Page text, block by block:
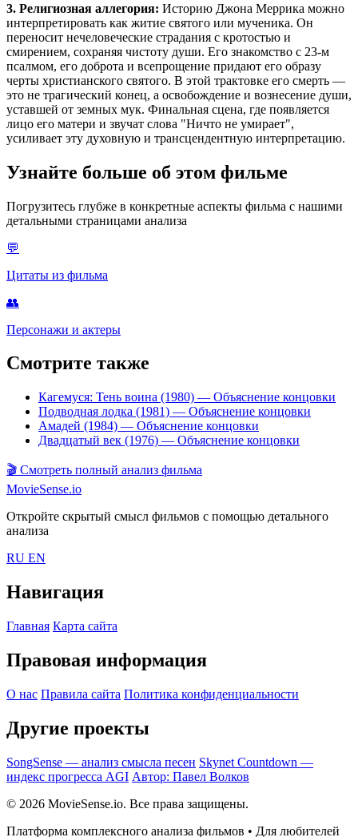
3. Религиозная аллегория: Историю Джона Меррика можно
интерпретировать как житие святого или мученика. Он
переносит нечеловеческие страдания с кротостью и
смирением, сохраняя чистоту души. Его знакомство с 23-м
псалмом, его доброта и всепрощение придают его образу
черты христианского святого. В этой трактовке его смерть —
это не трагический конец, а освобождение и вознесение души,
уставшей от земных мук. Финальная сцена, где появляется
лицо его матери и звучат слова "Ничто не умирает",
усиливает эту духовную и трансцендентную интерпретацию.
Узнайте больше об этом фильме
Погрузитесь глубже в конкретные аспекты фильма с нашими
детальными страницами анализа
💬
Цитаты из фильма
👥
Персонажи и актеры
Смотрите также
Кагемуся: Тень воина (1980) — Объяснение концовки
Подводная лодка (1981) — Объяснение концовки
Амадей (1984) — Объяснение концовки
Двадцатый век (1976) — Объяснение концовки
🎬 Смотреть полный анализ фильма
MovieSense.io
Откройте скрытый смысл фильмов с помощью детального
анализа
RU EN
Навигация
Главная Карта сайта
Правовая информация
О нас Правила сайта Политика конфиденциальности
Другие проекты
SongSense — анализ смысла песен Skynet Countdown —
индекс прогресса AGI Автор: Павел Волков
© 2026 MovieSense.io. Все права защищены.
Платформа комплексного анализа фильмов • Для любителей